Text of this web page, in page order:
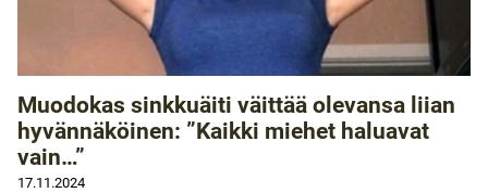
Muodokas sinkkuäiti väittää olevansa liian
hyvännäköinen: ”Kaikki miehet haluavat
vain…”
17.11.2024